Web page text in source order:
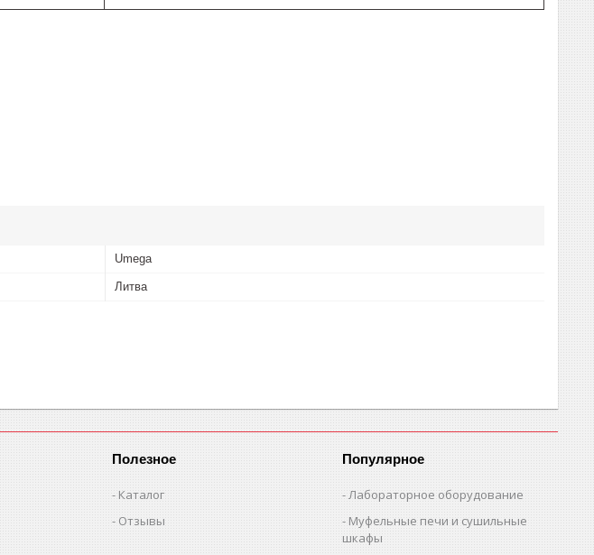
Umega
Литва
Полезное
Каталог
Отзывы
Популярное
Лабораторное оборудование
Муфельные печи и сушильные
шкафы